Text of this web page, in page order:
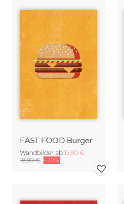
FAST FOOD Burger
Wandbilder ab 15,90 €
18,90 € -20%